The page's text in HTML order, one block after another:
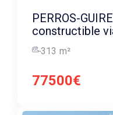
PERROS-
constructible
313 m²
77500€